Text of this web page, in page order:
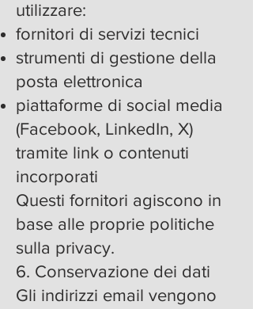
utilizzare:
fornitori di servizi tecnici
strumenti di gestione della
posta elettronica
piattaforme di social media
(Facebook, LinkedIn, X)
tramite link o contenuti
incorporati
Questi fornitori agiscono in
base alle proprie politiche
sulla privacy.
6. Conservazione dei dati
Gli indirizzi email vengono